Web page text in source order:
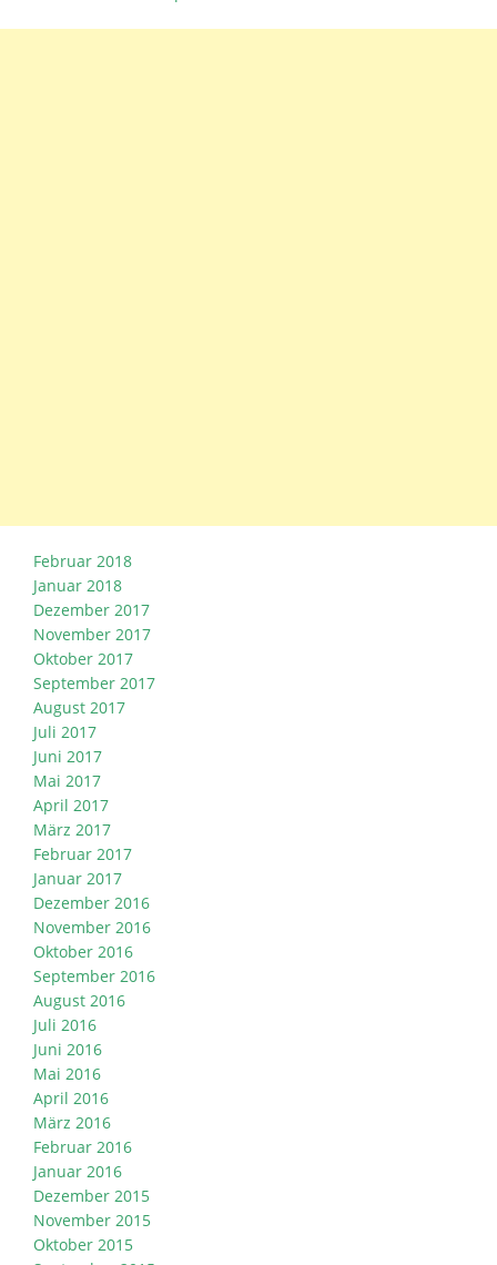
Februar 2018
Januar 2018
Dezember 2017
November 2017
Oktober 2017
September 2017
August 2017
Juli 2017
Juni 2017
Mai 2017
April 2017
März 2017
Februar 2017
Januar 2017
Dezember 2016
November 2016
Oktober 2016
September 2016
August 2016
Juli 2016
Juni 2016
Mai 2016
April 2016
März 2016
Februar 2016
Januar 2016
Dezember 2015
November 2015
Oktober 2015